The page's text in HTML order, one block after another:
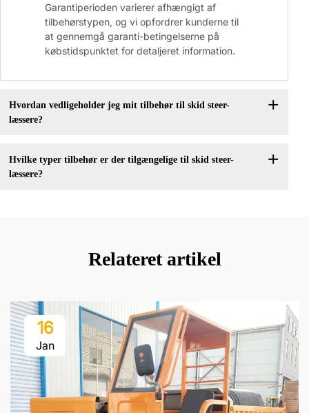
Garantiperioden varierer afhængigt af
tilbehørstypen, og vi opfordrer kunderne til
at gennemgå garanti-betingelserne på
købstidspunktet for detaljeret information.
Hvordan vedligeholder jeg mit tilbehør til skid steer-
læssere?
Hvilke typer tilbehør er der tilgængelige til skid steer-
læssere?
Relateret artikel
16
Jan